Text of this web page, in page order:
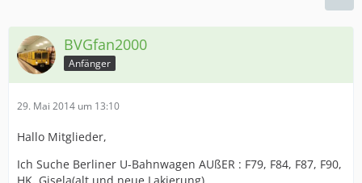
BVGfan2000
Anfänger
29. Mai 2014 um 13:10
Hallo Mitglieder,
Ich Suche Berliner U-Bahnwagen AUßER : F79, F84, F87, F90,